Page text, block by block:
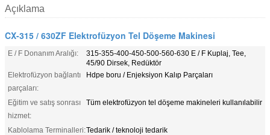
Açıklama
CX-315 / 630ZF Elektrofüzyon Tel Döşeme Makinesi
E / F Donanım Aralığı:
315-355-400-450-500-560-630 E / F Kuplaj, Tee,
45/90 Dirsek, Redüktör
Elektrofüzyon bağlantı
parçaları:
Hdpe boru / Enjeksiyon Kalıp Parçaları
Eğitim ve satış sonrası
hizmet:
Tüm elektrofüzyon tel döşeme makineleri kullanılabilir
Kablolama Terminalleri:Tedarik / teknoloji tedarik